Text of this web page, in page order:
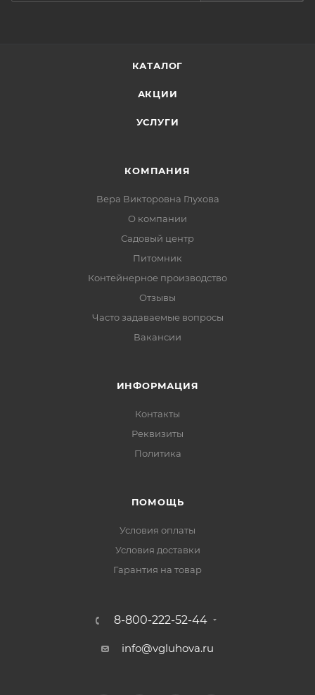
КАТАЛОГ
АКЦИИ
УСЛУГИ
КОМПАНИЯ
Вера Викторовна Глухова
О компании
Садовый центр
Питомник
Контейнерное производство
Отзывы
Часто задаваемые вопросы
Вакансии
ИНФОРМАЦИЯ
Контакты
Реквизиты
Политика
ПОМОЩЬ
Условия оплаты
Условия доставки
Гарантия на товар
8-800-222-52-44
info@vgluhova.ru